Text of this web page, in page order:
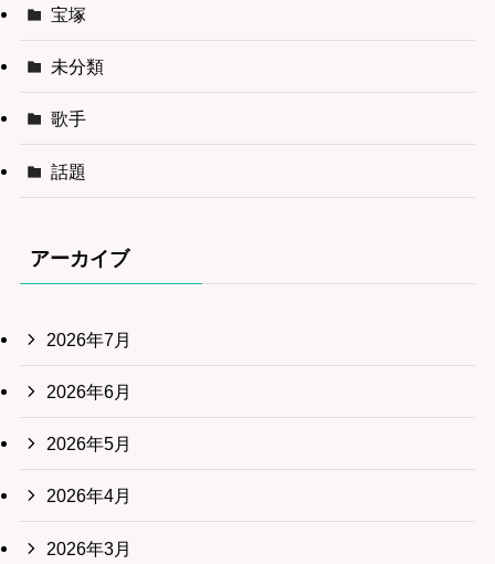
宝塚
未分類
歌手
話題
アーカイブ
2026年7月
2026年6月
2026年5月
2026年4月
2026年3月